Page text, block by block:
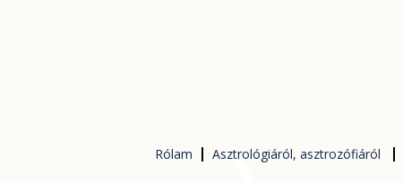
Rólam Asztrológiáról, asztrozófiáról